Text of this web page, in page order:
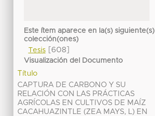
Este ítem aparece en la(s) siguiente(s)
colección(ones)
Tesis[608]
Visualización del Documento
Título
CAPTURA DE CARBONO Y SU
RELACIÓN CON LAS PRÁCTICAS
AGRÍCOLAS EN CULTIVOS DE MAÍZ
CACAHUAZINTLE (ZEA MAYS, L) EN